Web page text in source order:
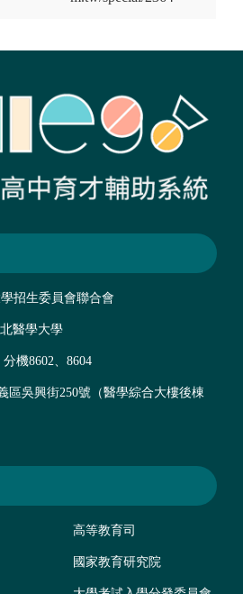
招生委員會聯合會
醫學大學
分機8602、8604
區吳興街250號（醫學綜合大樓後棟
高等教育司
國家教育研究院